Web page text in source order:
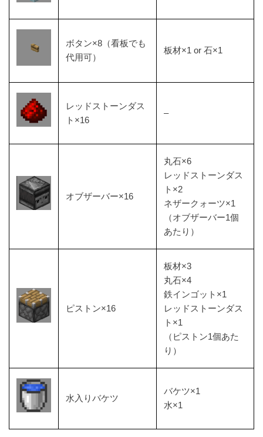
ボタン×8（看板でも
代用可）
板材×1 or 石×1
レッドストーンダス
ト×16
–
オブザーバー×16
丸石×6
レッドストーンダス
ト×2
ネザークォーツ×1
（オブザーバー1個
あたり）
ピストン×16
板材×3
丸石×4
鉄インゴット×1
レッドストーンダス
ト×1
（ピストン1個あた
り）
水入りバケツ
バケツ×1
水×1